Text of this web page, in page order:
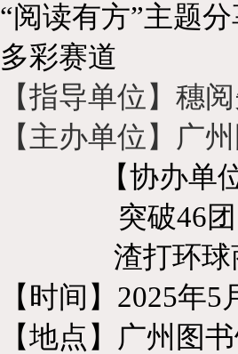
“阅读有方”主题
多彩赛道
【指导单位 】 穗
【主办单位 】
广
【协办单
突破46
渣打环
【时间】 2025年5
【地点 】
广州图